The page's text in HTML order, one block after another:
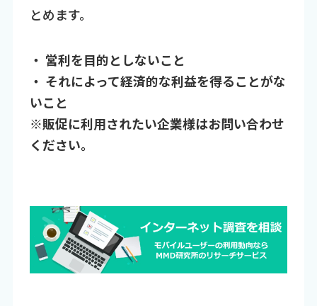
とめます。
・ 営利を目的としないこと
・ それによって経済的な利益を得ることがな
いこと
※販促に利用されたい企業様はお問い合わせ
ください。